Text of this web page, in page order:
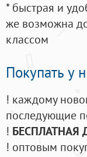
* быстрая и
же возможна
классом
Покупать у
! каждому
последующие
! БЕСПЛАТНАЯ
! оптовым